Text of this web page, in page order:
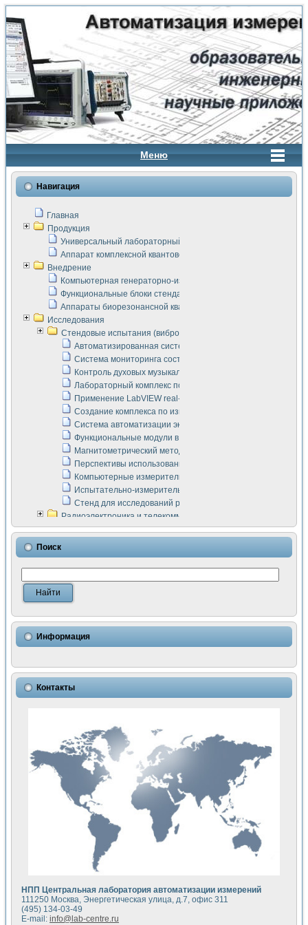
Меню
Навигация
Главная
Продукция
Универсальный лабораторный стенд "Сигнал-USB"
Аппарат комплексной квантовой терапии Интроскан
Внедрение
Компьютерная генераторно-измерительная система
Функциональные блоки стенда "Сигнал-USB"
Аппараты биорезонансной квантовой терапии серии СКАН
Исследования
Стендовые испытания (виброакустика, тензометрия и т.п.)
Автоматизированная система измерения параметров
Система мониторинга состояния тяговых
Контроль духовых музыкальных инструментов
Лабораторный комплекс по исследованию элементной
Применение LabVIEW real-time module для
Создание комплекса по измерению скорости подвижного
Система автоматизации экспериментальных
Функциональные модули в стандарте Nl SCXI для
Магнитометрический метод в дефектоскопии сварных
Перспективы использования машинного зрения в
Компьютерные измерительные системы для
Испытательно-измерительный комплекс аппаратуры для
Стенд для исследований рабочих процессов ДВС в
Радиоэлектроника и телекоммуникации
LabVIEW в расчетах радиолиний систем передачи данных
Аппаратно-программный комплекс для исследования
Виртуальный лабораторный стенд для исследования
Измерение шумовых параметров операционных
Измерительный преобразователь на основе цифровой
Использование NI LabVIEW для математического
Исследовние возможности создания измерителя ВАХ
Математическое моделирование генератора сигналов -
Применение осциллографического модуля с высоким
Симуляция отклика импульсного радиолокационного
Автоматизация формирования уравнений состояния для
Разработка автоматизированного стенда для измерения
Применение среды LabVIEW для построения картины
Портативная система для определения показателей
Использование LabVIEW для управления источником
Устройство для снятия вольт-амперных характеристик
Передовые научные технологии: нано-, фемто-,
Автоматизированная установка по измерению временных
Автоматизированный лабораторный комплекс на базе
Визуализация моделирования и оптимизации тепловой
Виртуальный прибор для исследования функциональных
Исследование возможности создания экономичного
Исследование кинетики движения макрочастиц в
Метод прогнозирования свойств дисперсных продуктов
Недорогая система управления сверхпроводящим
Применение технологий NI в курсе экспериментальной
Поиск
Информация
Контакты
НПП Центральная лаборатория автоматизации измерений
111250 Москва, Энергетическая улица, д.7, офис 311
(495) 134-03-49
E-mail: info@lab-centre.ru